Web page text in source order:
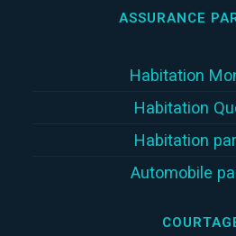
ASSURANCE
Habitation
Habitation
Habitation
Automobile